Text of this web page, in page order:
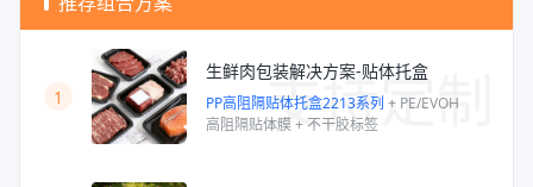
支持定制
1
生鲜肉包装解决方案-贴体托盒
PP高阻隔贴体托盒2213系列 + PE/EVOH
高阻隔贴体膜+ 不干胶标签